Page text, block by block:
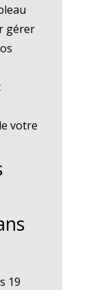
gérer
votre
19